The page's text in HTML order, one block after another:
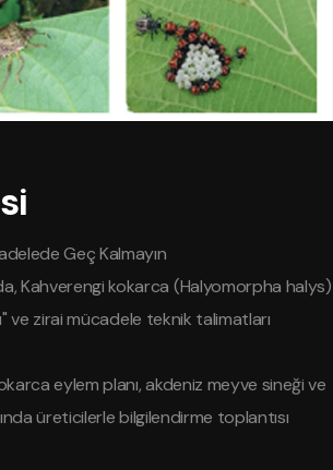
Geç Kalmayın
Kahverengi kokarca (Halyomorpha halys)
ve zirai mücadele teknik talimatları
eylem planı, akdeniz meyve sineği ve
üreticilerle bilgilendirme toplantısı